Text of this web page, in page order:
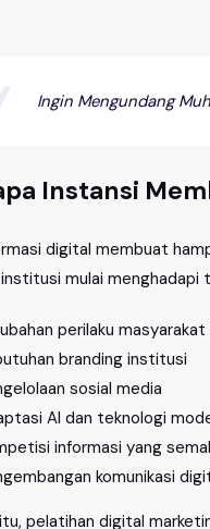
Ingin Mengundang
Instansi
digital membuat
institusi mulai menghadapi
perilaku
branding institusi
sosial media
AI dan teknologi
informasi yang
komunikasi
pelatihan digital